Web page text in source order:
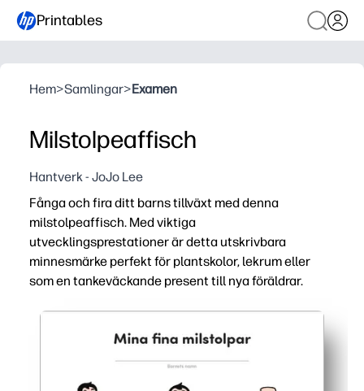
Printables
Hem>Samlingar>Examen
Milstolpeaffisch
Hantverk - JoJo Lee
Fånga och fira ditt barns tillväxt med denna
milstolpeaffisch. Med viktiga
utvecklingsprestationer är detta utskrivbara
minnesmärke perfekt för plantskolor, lekrum eller
som en tankeväckande present till nya föräldrar.